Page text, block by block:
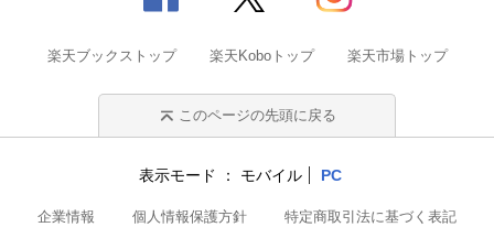
楽天ブックストップ 楽天Koboトップ 楽天市場トップ
このページの先頭に戻る
表示モード モバイル PC
企業情報 個人情報保護方針 特定商取引法に基づく表記